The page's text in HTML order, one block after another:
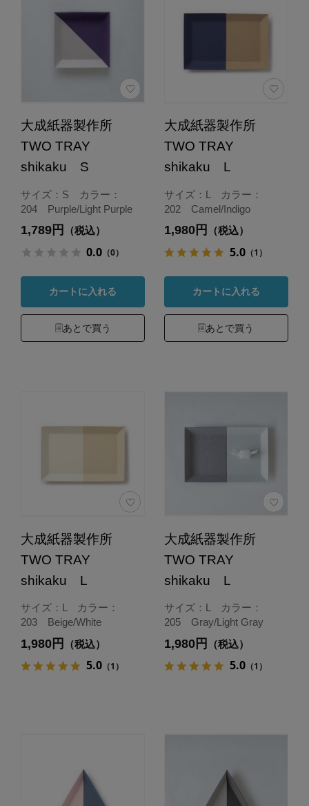
大成紙器製作所
TWO TRAY
shikaku S
サイズ：S カラー：
204 Purple/Light Purple
1,789円 （税込）
0.0（0）
カートに入れる
あとで買う
大成紙器製作所
TWO TRAY
shikaku L
サイズ：L カラー：
202 Camel/Indigo
1,980円 （税込）
5.0（1）
カートに入れる
あとで買う
大成紙器製作所
TWO TRAY
shikaku L
サイズ：L カラー：
203 Beige/White
1,980円 （税込）
5.0（1）
大成紙器製作所
TWO TRAY
shikaku L
サイズ：L カラー：
205 Gray/Light Gray
1,980円 （税込）
5.0（1）